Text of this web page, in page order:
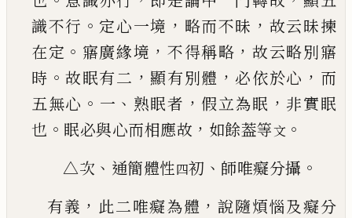
識不行 。 定心一境 ， 略而不昧 ， 故云昧揀
在定 。 寤廣緣境 ， 不得稱略 ，故云略別寤
時 。故眠有二 ， 顯有別體 ， 必依於心 ， 而
五無心 。 一 、 熟眠者 ， 假立為眠 ， 非實眠
也 。 眠必與心而相應故 ， 如餘葢等文 。
△次 、 通簡體性四初 、 師唯癡分攝 。
有義 ， 此二唯癡為體 ，說隨煩惱及癡分